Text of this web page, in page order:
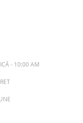
- 10:00 AM